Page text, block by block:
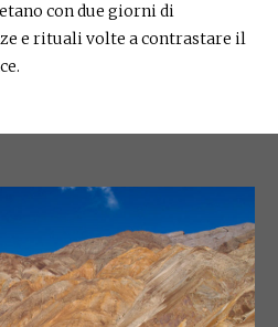
con due giorni di
e rituali volte a contrastare il